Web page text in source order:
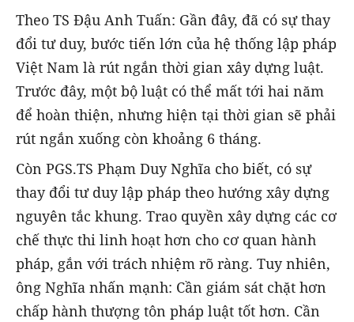
Theo TS Đậu Anh Tuấn: Gần đây, đã có sự thay
đổi tư duy, bước tiến lớn của hệ thống lập pháp
Việt Nam là rút ngắn thời gian xây dựng luật.
Trước đây, một bộ luật có thể mất tới hai năm
để hoàn thiện, nhưng hiện tại thời gian sẽ phải
rút ngắn xuống còn khoảng 6 tháng.
Còn PGS.TS Phạm Duy Nghĩa cho biết, có sự
thay đổi tư duy lập pháp theo hướng xây dựng
nguyên tắc khung. Trao quyền xây dựng các cơ
chế thực thi linh hoạt hơn cho cơ quan hành
pháp, gắn với trách nhiệm rõ ràng. Tuy nhiên,
ông Nghĩa nhấn mạnh: Cần giám sát chặt hơn
chấp hành thượng tôn pháp luật tốt hơn. Cần